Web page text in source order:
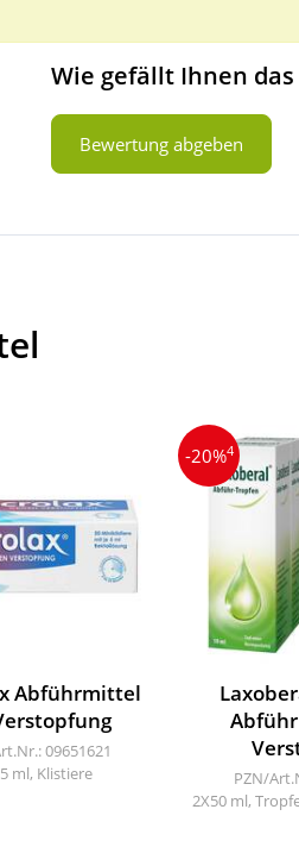
Wie gefällt Ihnen
Bewertung abgeben
Abführmittel
09651621
ml, Klistiere
-20%4
PZN/
2X50 ml,